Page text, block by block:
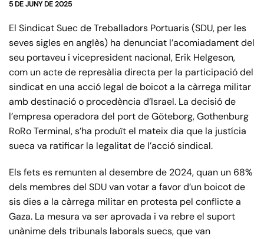
5 DE JUNY DE 2025
El Sindicat Suec de Treballadors Portuaris (SDU, per les
seves sigles en anglès) ha denunciat l’acomiadament del
seu portaveu i vicepresident nacional, Erik Helgeson,
com un acte de represàlia directa per la participació del
sindicat en una acció legal de boicot a la càrrega militar
amb destinació o procedència d’Israel. La decisió de
l’empresa operadora del port de Göteborg, Gothenburg
RoRo Terminal, s’ha produït el mateix dia que la justícia
sueca va ratificar la legalitat de l’acció sindical.
Els fets es remunten al desembre de 2024, quan un 68%
dels membres del SDU van votar a favor d’un boicot de
sis dies a la càrrega militar en protesta pel conflicte a
Gaza. La mesura va ser aprovada i va rebre el suport
unànime dels tribunals laborals suecs, que van